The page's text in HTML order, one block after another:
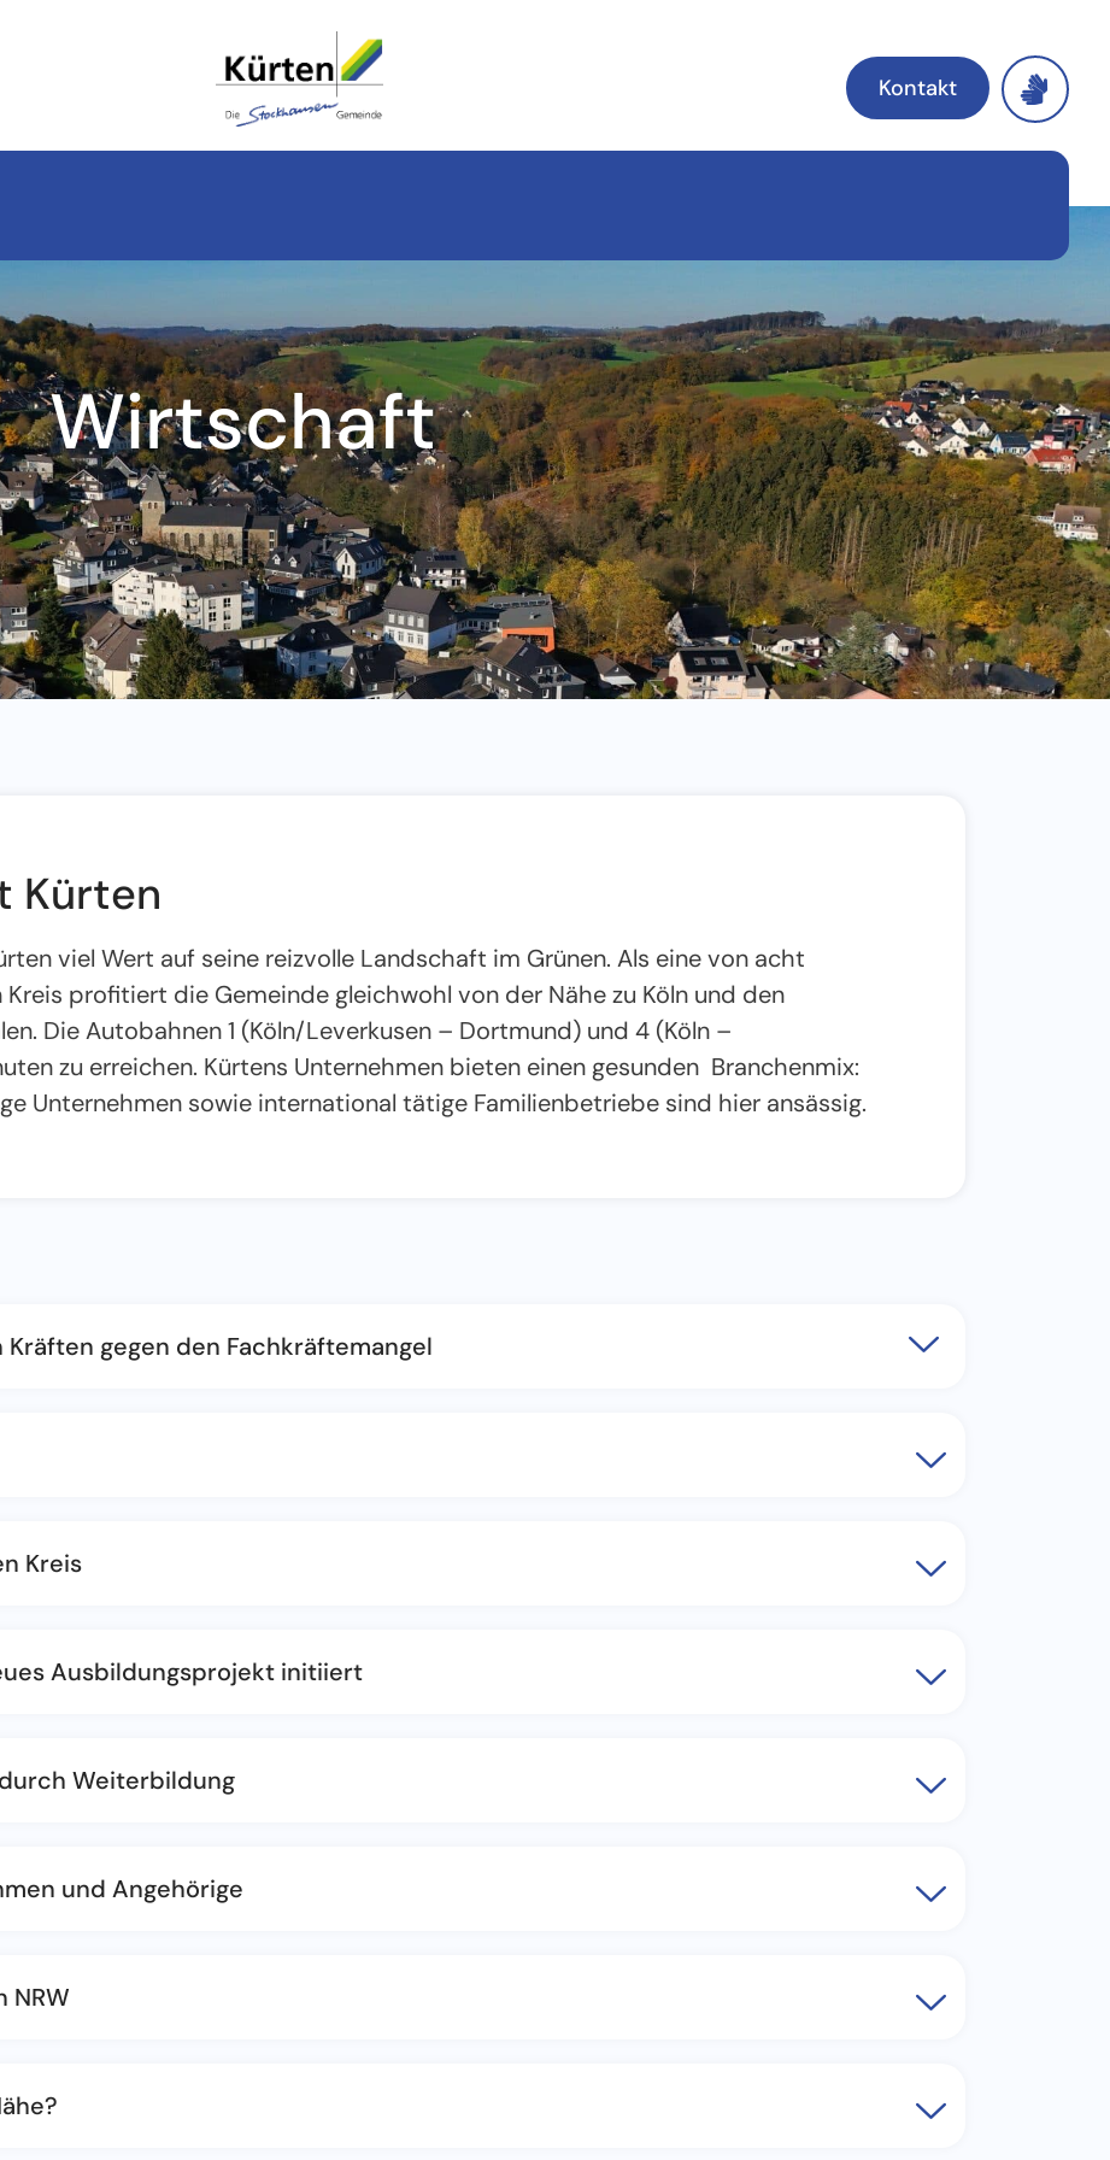
Kontakt
Wirtschaft
Kürten
viel Wert auf seine reizvolle Landschaft im Grünen. Als eine von acht
profitiert die Gemeinde gleichwohl von der Nähe zu Köln und den
Die Autobahnen 1 (Köln/Leverkusen – Dortmund) und 4 (Köln –
zu erreichen. Kürtens Unternehmen bieten einen gesunden Branchenmix:
Unternehmen sowie international tätige Familienbetriebe sind hier ansässig.
gegen den Fachkräftemangel
Kreis
Ausbildungsprojekt initiiert
Weiterbildung
und Angehörige
NRW